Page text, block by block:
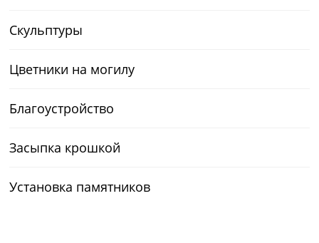
Скульптуры
Цветники на могилу
Благоустройство
Засыпка крошкой
Установка памятников